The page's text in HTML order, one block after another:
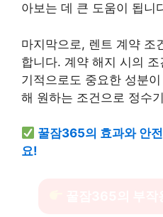
아보는 데 큰 도움이 됩니
마지막으로, 렌트 계약 조
합니다. 계약 해지 시의
기적으로도 중요한 성분
해 원하는 조건으로 정수
꿀잠365의 효과와 안
요!